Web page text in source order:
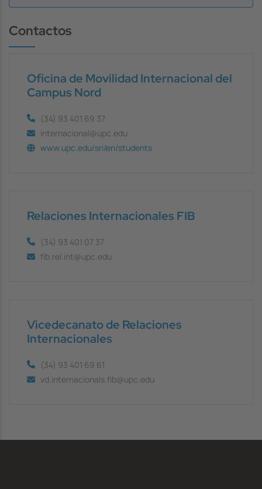
Contactos
Oficina de Movilidad Internacional del
Campus Nord
(34) 93 401 69 37
internacional@upc.edu
www.upc.edu/sri/en/students
Relaciones Internacionales FIB
(34) 93 401 07 37
fib.rel.int@upc.edu
Vicedecanato de Relaciones
Internacionales
(34) 93 401 69 61
vd.internacionals.fib@upc.edu